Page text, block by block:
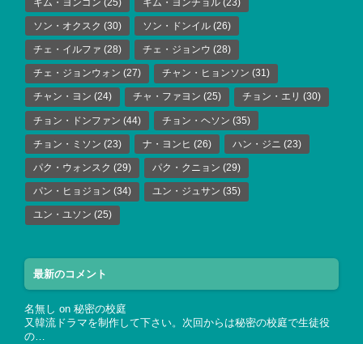
ソン・オクスク (30) ソン・ドンイル (26)
チェ・イルファ (28) チェ・ジョンウ (28)
チェ・ジョンウォン (27) チャン・ヒョンソン (31)
チャン・ヨン (24) チャ・ファヨン (25) チョン・エリ (30)
チョン・ドンファン (44) チョン・ヘソン (35)
チョン・ミソン (23) ナ・ヨンヒ (26) ハン・ジニ (23)
パク・ウォンスク (29) パク・クニョン (29)
パン・ヒョジョン (34) ユン・ジュサン (35)
ユン・ユソン (25)
最新のコメント
名無し on 秘密の校庭
又韓流ドラマを制作して下さい。次回からは秘密の校庭で生徒役
の…